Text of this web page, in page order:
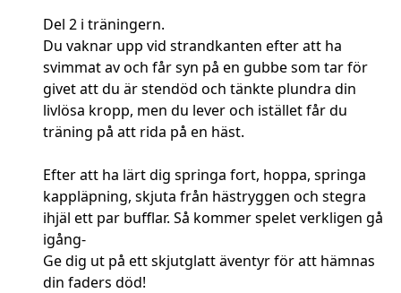
Del 2 i träningern.
Du vaknar upp vid strandkanten efter att ha
svimmat av och får syn på en gubbe som tar för
givet att du är stendöd och tänkte plundra din
livlösa kropp, men du lever och istället får du
träning på att rida på en häst.
Efter att ha lärt dig springa fort, hoppa, springa
kappläpning, skjuta från hästryggen och stegra
ihjäl ett par bufflar. Så kommer spelet verkligen gå
igång-
Ge dig ut på ett skjutglatt äventyr för att hämnas
din faders död!